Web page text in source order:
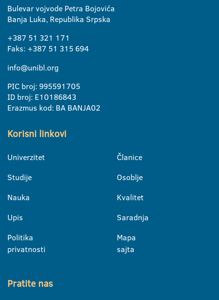
Bulevar vojvode Petra Bojovića
Banja Luka, Republika Srpska
+387 51 321 171
Faks: +387 51 315 694
info@unibl.org
PIC broj: 995591705
ID broj: E10186843
Erazmus kod: BA BANJA02
Korisni linkovi
Univerzitet
Studije
Nauka
Upis
Politika
privatnosti
Članice
Osoblje
Kvalitet
Saradnja
Mapa
sajta
Pratite nas